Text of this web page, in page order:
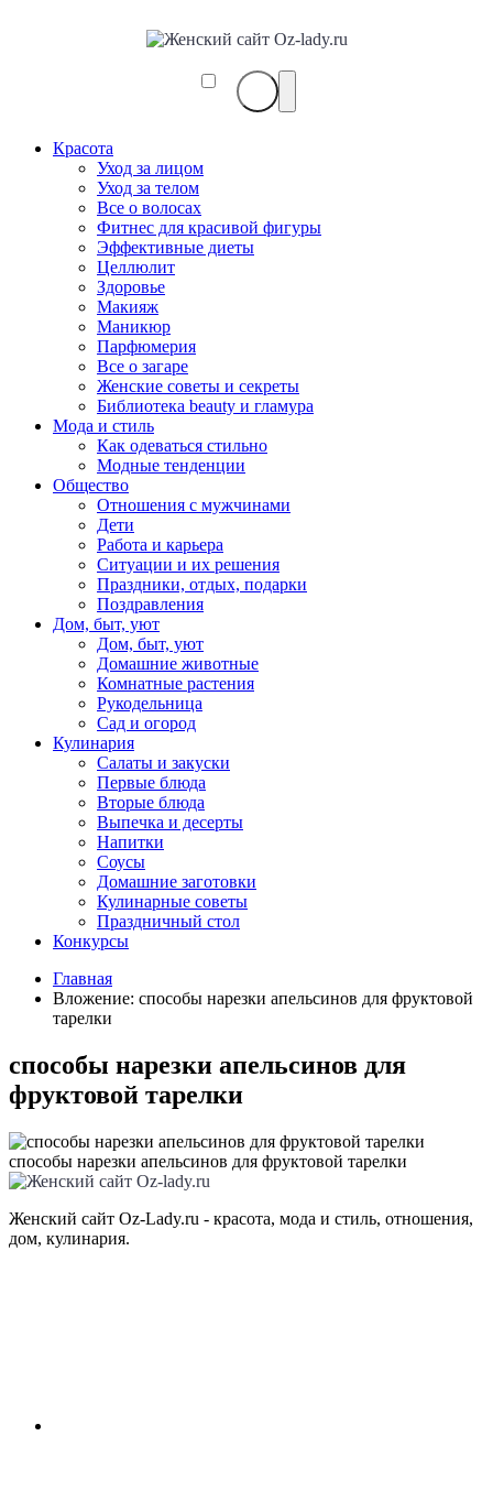
Красота
Уход за лицом
Уход за телом
Все о волосах
Фитнес для красивой фигуры
Эффективные диеты
Целлюлит
Здоровье
Макияж
Маникюр
Парфюмерия
Все о загаре
Женские советы и секреты
Библиотека beauty и гламура
Мода и стиль
Как одеваться стильно
Модные тенденции
Общество
Отношения с мужчинами
Дети
Работа и карьера
Ситуации и их решения
Праздники, отдых, подарки
Поздравления
Дом, быт, уют
Дом, быт, уют
Домашние животные
Комнатные растения
Рукодельница
Сад и огород
Кулинария
Салаты и закуски
Первые блюда
Вторые блюда
Выпечка и десерты
Напитки
Соусы
Домашние заготовки
Кулинарные советы
Праздничный стол
Конкурсы
Главная
Вложение: способы нарезки апельсинов для фруктовой
тарелки
способы нарезки апельсинов для
фруктовой тарелки
способы нарезки апельсинов для фруктовой тарелки
Женский сайт Oz-Lady.ru - красота, мода и стиль, отношения,
дом, кулинария.